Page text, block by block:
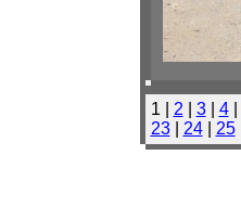
1 | 2 3| 4|
23| 24| 25|